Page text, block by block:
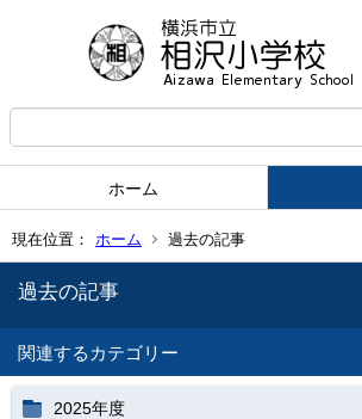
ホーム
現在位置： ホーム 過去の記事
過去の記事
関連するカテゴリー
2025年度